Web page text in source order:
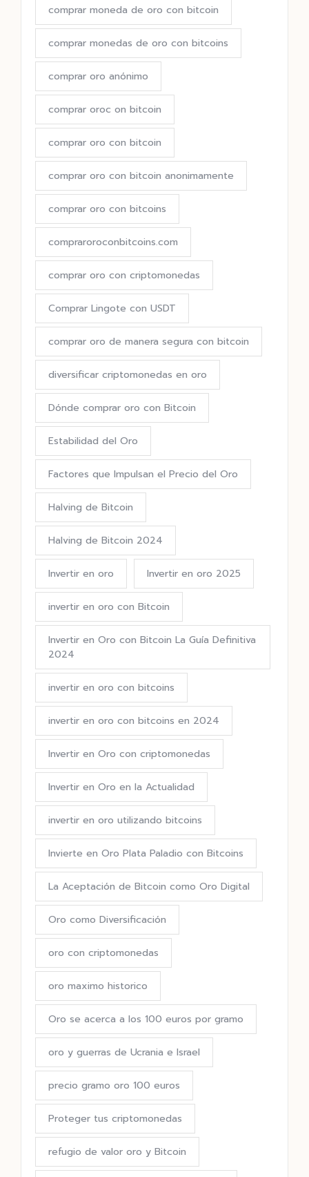
comprar moneda de oro con bitcoin
comprar monedas de oro con bitcoins
comprar oro anónimo
comprar oroc on bitcoin
comprar oro con bitcoin
comprar oro con bitcoin anonimamente
comprar oro con bitcoins
compraroroconbitcoins.com
comprar oro con criptomonedas
Comprar Lingote con USDT
comprar oro de manera segura con bitcoin
diversificar criptomonedas en oro
Dónde comprar oro con Bitcoin
Estabilidad del Oro
Factores que Impulsan el Precio del Oro
Halving de Bitcoin
Halving de Bitcoin 2024
Invertir en oro Invertir en oro 2025
invertir en oro con Bitcoin
Invertir en Oro con Bitcoin La Guía Definitiva
2024
invertir en oro con bitcoins
invertir en oro con bitcoins en 2024
Invertir en Oro con criptomonedas
Invertir en Oro en la Actualidad
invertir en oro utilizando bitcoins
Invierte en Oro Plata Paladio con Bitcoins
La Aceptación de Bitcoin como Oro Digital
Oro como Diversificación
oro con criptomonedas
oro maximo historico
Oro se acerca a los 100 euros por gramo
oro y guerras de Ucrania e Israel
precio gramo oro 100 euros
Proteger tus criptomonedas
refugio de valor oro y Bitcoin